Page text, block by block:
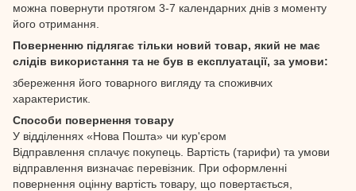
можна повернути протягом 3-7 календарних днів з моменту
його отримання.
Поверненню підлягає тільки новий товар, який не має
слідів використання та не був в експлуатації, за умови:
збереження його товарного вигляду та споживчих
характеристик.
Способи повернення товару
У відділеннях «Нова Пошта» чи кур'єром
Відправлення сплачує покупець. Вартість (тарифи) та умови
відправлення визначає перевізник. При оформленні
повернення оцінну вартість товару, що повертається,